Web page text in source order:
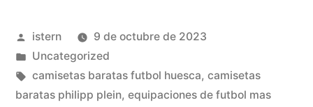
Publicado
por
istern
9 de octubre de 2023
Publicado
en
Uncategorized
Etiquetas:
camisetas baratas futbol huesca, camisetas
baratas philipp plein, equipaciones de futbol mas